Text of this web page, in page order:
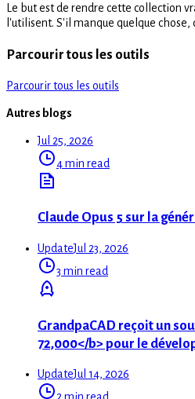
Le but est de rendre cette collection
l'utilisent. S'il manque quelque
Parcourir tous les outils
Parcourir tous les outils
Autres blogs
Jul 25, 2026
4 min read
Claude Opus 5 sur la
UpdateJul 23, 2026
3 min read
GrandpaCAD reçoit un
72,000</b> pour le
UpdateJul 14, 2026